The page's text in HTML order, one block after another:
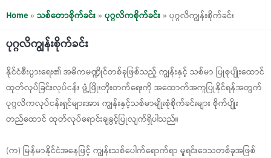
You are here
Home» သစ်တောစိုက်ခင်း» ပုဂ္ဂလိကစိုက်ခင်း» ပုဂ္ဂလိကျွန်းစိုက်ခင်း
ပုဂ္ဂလိကျွန်းစိုက်ခင်း
နိုင်ငံစီးပွားရေး၏ အဓိကမဏ္ဍိုင်တစ်ခုဖြစ်သည့် ကျွန်းနှင့် သစ်မာ ပြုစုပျိုးထောင်
ထုတ်လုပ်ခြင်းလုပ်ငန်း ဖွံ့ဖြိုးတိုးတက်ရေးကို အထောက်အကူပြုနိုင်ရန်အတွက်
ပုဂ္ဂလိကလုပ်ငန်းရှင်များအား ကျွန်းနှင့်သစ်မာမျိုးစုံစိုက်ခင်းများ စိုက်ပျိုး
တည်ထောင် ထုတ်လုပ်ရောင်းချခွင့်ပြုလျက်ရှိပါသည်။
(က) မြန်မာနိုင်ငံအနေဖြင့် ကျွန်းသစ်ပေါက်ရောက်ရာ မူရင်းဒေသတစ်ခုအဖြစ်